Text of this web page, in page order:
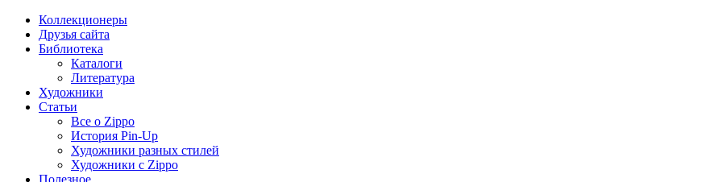
Коллекционеры
Друзья сайта
Библиотека
Каталоги
Литература
Художники
Статьи
Все о Zippo
История Pin-Up
Художники разных стилей
Художники с Zippo
Полезное